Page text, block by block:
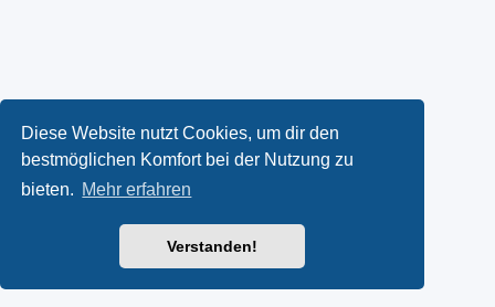
Diese Website nutzt Cookies, um dir den
bestmöglichen Komfort bei der Nutzung zu
bieten. Mehr erfahren
Verstanden!